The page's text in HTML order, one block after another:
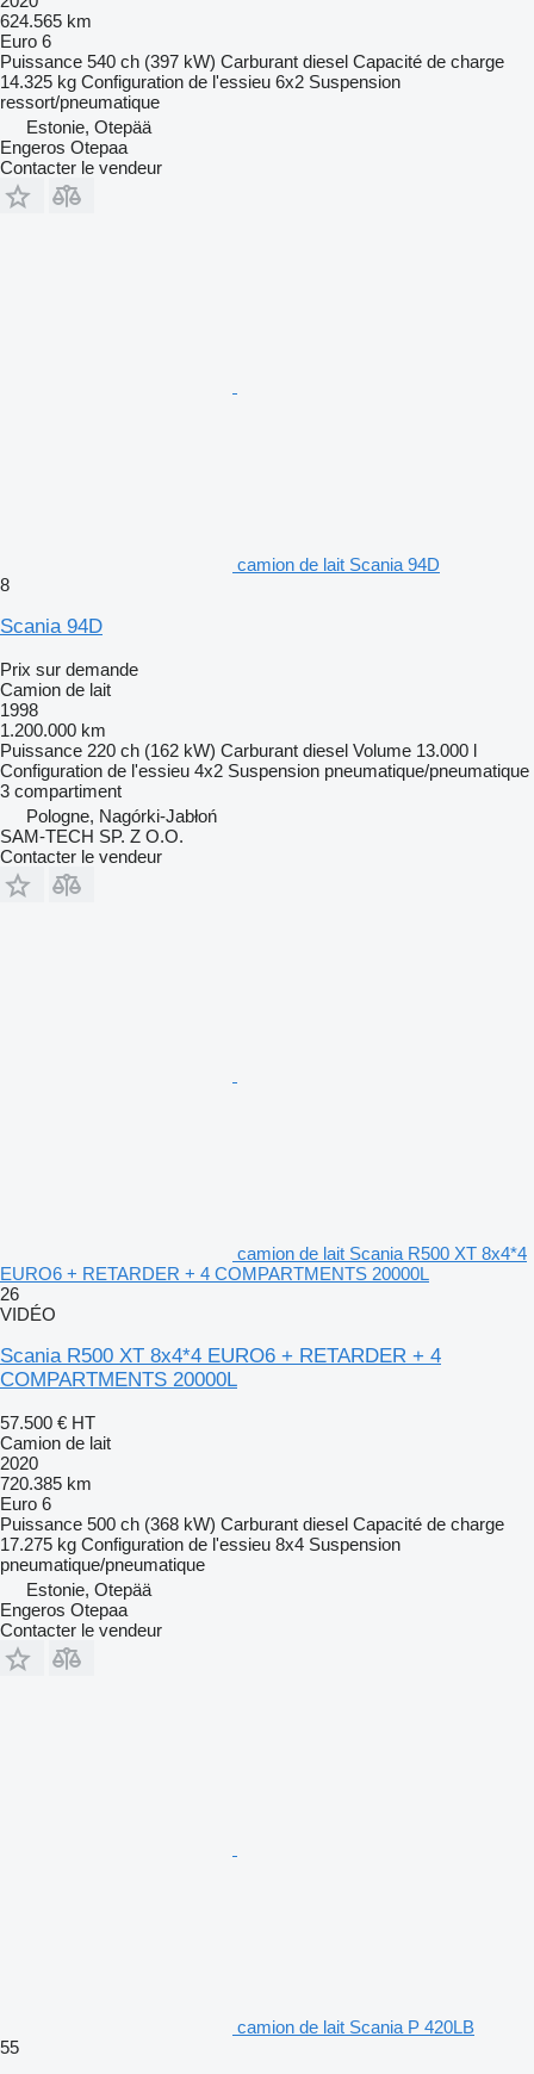
624.565 km
Euro 6
Puissance 540 ch (397 kW) Carburant diesel Capacité de charge
14.325 kg Configuration de l'essieu 6x2 Suspension
ressort/pneumatique
Estonie, Otepää
Engeros Otepaa
Contacter le vendeur
camion de lait Scania 94D
8
Scania 94D
Prix sur demande
Camion de lait
1998
1.200.000 km
Puissance 220 ch (162 kW) Carburant diesel Volume 13.000 l
Configuration de l'essieu 4x2 Suspension pneumatique/pneumatique
3 compartiment
Pologne, Nagórki-Jabłoń
SAM-TECH SP. Z O.O.
Contacter le vendeur
camion de lait Scania R500 XT 8x4*4
EURO6 + RETARDER + 4 COMPARTMENTS 20000L
26
VIDÉO
Scania R500 XT 8x4*4 EURO6 + RETARDER + 4
COMPARTMENTS 20000L
57.500 € HT
Camion de lait
2020
720.385 km
Euro 6
Puissance 500 ch (368 kW) Carburant diesel Capacité de charge
17.275 kg Configuration de l'essieu 8x4 Suspension
pneumatique/pneumatique
Estonie, Otepää
Engeros Otepaa
Contacter le vendeur
camion de lait Scania P 420LB
55